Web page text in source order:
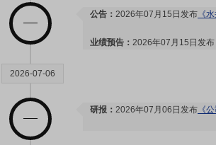
公告： 2026年07月15日发布 《
业绩预告： 2026年07月15日发
2026-07-06
研报： 2026年07月06日发布 《